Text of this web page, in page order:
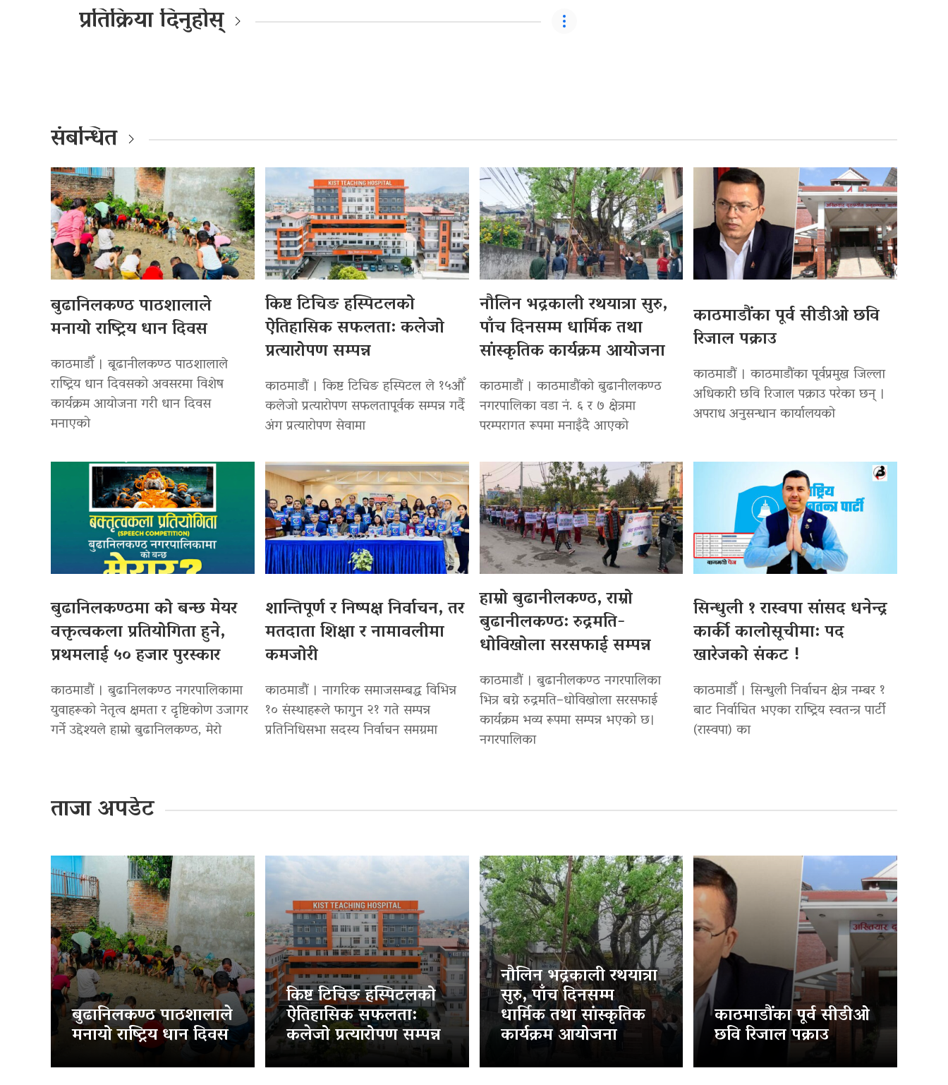
प्रतिक्रिया दिनुहोस्
संबन्धित
बुढानिलकण्ठ पाठशालाले
मनायो राष्ट्रिय धान दिवस
काठमाडौँ । बूढानीलकण्ठ पाठशालाले
राष्ट्रिय धान दिवसको अवसरमा विशेष
कार्यक्रम आयोजना गरी धान दिवस
मनाएको
किष्ट टिचिङ हस्पिटलको
ऐतिहासिक सफलता: कलेजो
प्रत्यारोपण सम्पन्न
काठमाडौं । किष्ट टिचिङ हस्पिटल ले १५औँ
कलेजो प्रत्यारोपण सफलतापूर्वक सम्पन्न गर्दै
अंग प्रत्यारोपण सेवामा
नौलिन भद्रकाली रथयात्रा सुरु,
पाँच दिनसम्म धार्मिक तथा
सांस्कृतिक कार्यक्रम आयोजना
काठमाडौं । काठमाडौंको बुढानीलकण्ठ
नगरपालिका वडा नं. ६ र ७ क्षेत्रमा
परम्परागत रूपमा मनाइँदै आएको
काठमाडौंका पूर्व सीडीओ छवि
रिजाल पक्राउ
काठमाडौं । काठमाडौंका पूर्वप्रमुख जिल्ला
अधिकारी छवि रिजाल पक्राउ परेका छन् ।
अपराध अनुसन्धान कार्यालयको
बुढानिलकण्ठमा को बन्छ मेयर
वक्तृत्वकला प्रतियोगिता हुने,
प्रथमलाई ५० हजार पुरस्कार
काठमाडौं । बुढानिलकण्ठ नगरपालिकामा
युवाहरूको नेतृत्व क्षमता र दृष्टिकोण उजागर
गर्ने उद्देश्यले हाम्रो बुढानिलकण्ठ, मेरो
शान्तिपूर्ण र निष्पक्ष निर्वाचन, तर
मतदाता शिक्षा र नामावलीमा
कमजोरी
काठमाडौं । नागरिक समाजसम्बद्ध विभिन्न
१० संस्थाहरूले फागुन २१ गते सम्पन्न
प्रतिनिधिसभा सदस्य निर्वाचन समग्रमा
हाम्रो बुढानीलकण्ठ, राम्रो
बुढानीलकण्ठ: रुद्रमति-
धोविखोला सरसफाई सम्पन्न
काठमाडौं । बुढानीलकण्ठ नगरपालिका
भित्र बग्ने रुद्रमति–धोविखोला सरसफाई
कार्यक्रम भव्य रूपमा सम्पन्न भएको छ।
नगरपालिका
सिन्धुली १ रास्वपा सांसद धनेन्द्र
कार्की कालोसूचीमा: पद
खारेजको संकट !
काठमाडौँ । सिन्धुली निर्वाचन क्षेत्र नम्बर १
बाट निर्वाचित भएका राष्ट्रिय स्वतन्त्र पार्टी
(रास्वपा) का
ताजा अपडेट
बुढानिलकण्ठ पाठशालाले
मनायो राष्ट्रिय धान दिवस
किष्ट टिचिङ हस्पिटलको
ऐतिहासिक सफलता:
कलेजो प्रत्यारोपण सम्पन्न
नौलिन भद्रकाली रथयात्रा
सुरु, पाँच दिनसम्म
धार्मिक तथा सांस्कृतिक
कार्यक्रम आयोजना
काठमाडौंका पूर्व सीडीओ
छवि रिजाल पक्राउ